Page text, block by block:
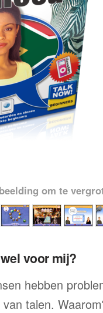
om te
voor mij?
hebben
talen.